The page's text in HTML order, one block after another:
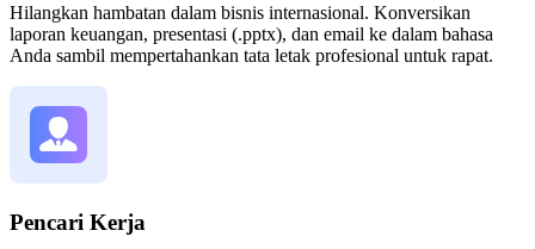
Hilangkan hambatan dalam bisnis internasional. Konversikan
laporan keuangan, presentasi (.pptx), dan email ke dalam bahasa
Anda sambil mempertahankan tata letak profesional untuk rapat.
Pencari Kerja